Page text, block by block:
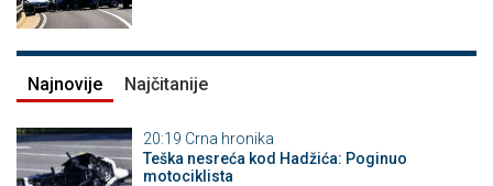
Najnovije Najčitanije
20:19 Crna hronika
Teška nesreća kod Hadžića: Poginuo
motociklista